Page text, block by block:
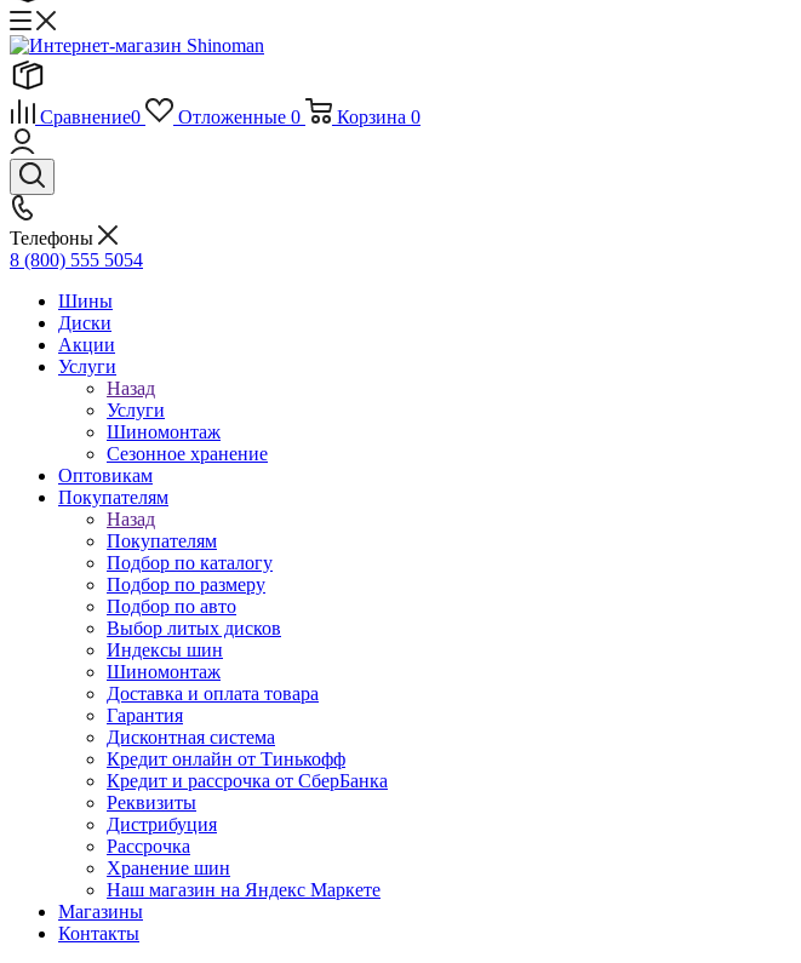
Сравнение0 Отложенные 0 Корзина 0
Телефоны
8 (800) 555 5054
Шины
Диски
Акции
Услуги
Назад
Услуги
Шиномонтаж
Сезонное хранение
Оптовикам
Покупателям
Назад
Покупателям
Подбор по каталогу
Подбор по размеру
Подбор по авто
Выбор литых дисков
Индексы шин
Шиномонтаж
Доставка и оплата товара
Гарантия
Дисконтная система
Кредит онлайн от Тинькофф
Кредит и рассрочка от СберБанка
Реквизиты
Дистрибуция
Рассрочка
Хранение шин
Наш магазин на Яндекс Маркете
Магазины
Контакты